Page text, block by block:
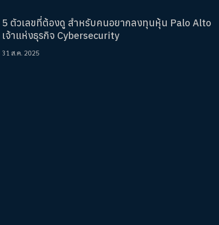
5 ตัวเลขที่ต้องดู สำหรับคนอยากลงทุนหุ้น Palo Alto
เจ้าแห่งธุรกิจ Cybersecurity
31 ส.ค. 2025